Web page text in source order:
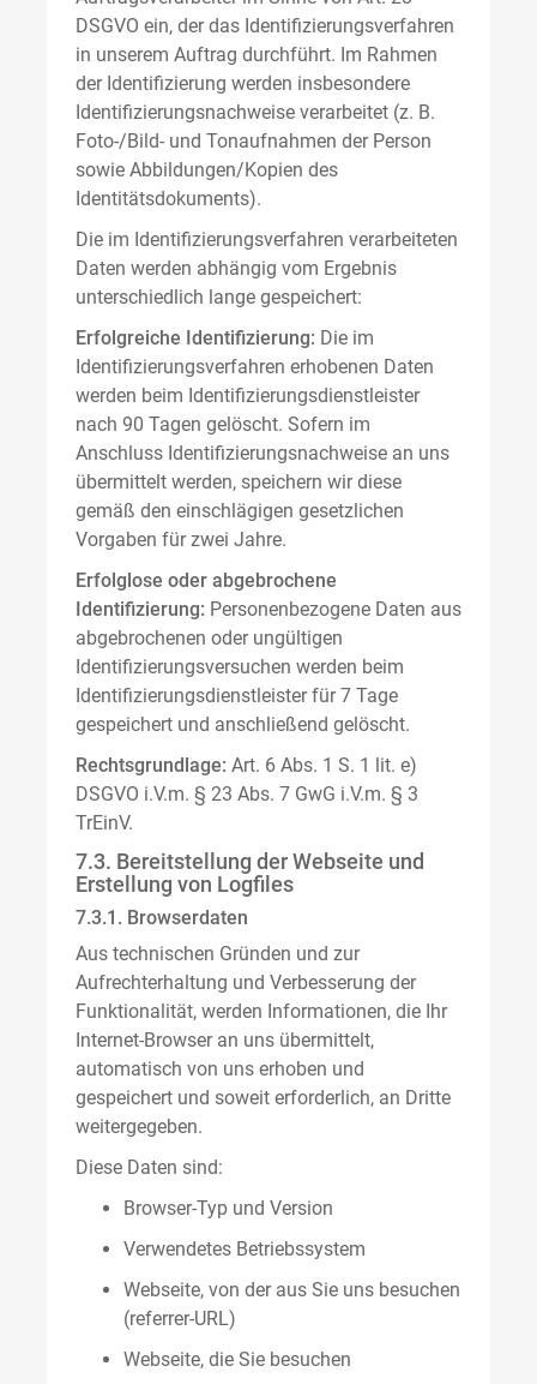
DSGVO ein, der das Identifizierungsverfahren
in unserem Auftrag durchführt. Im Rahmen
der Identifizierung werden insbesondere
Identifizierungsnachweise verarbeitet (z. B.
Foto-/Bild- und Tonaufnahmen der Person
sowie Abbildungen/Kopien des
Identitätsdokuments).
Die im Identifizierungsverfahren verarbeiteten
Daten werden abhängig vom Ergebnis
unterschiedlich lange gespeichert:
Erfolgreiche Identifizierung: Die im
Identifizierungsverfahren erhobenen Daten
werden beim Identifizierungsdienstleister
nach 90 Tagen gelöscht. Sofern im
Anschluss Identifizierungsnachweise an uns
übermittelt werden, speichern wir diese
gemäß den einschlägigen gesetzlichen
Vorgaben für zwei Jahre.
Erfolglose oder abgebrochene
Identifizierung: Personenbezogene Daten aus
abgebrochenen oder ungültigen
Identifizierungsversuchen werden beim
Identifizierungsdienstleister für 7 Tage
gespeichert und anschließend gelöscht.
Rechtsgrundlage: Art. 6 Abs. 1 S. 1 lit. e)
DSGVO i.V.m. § 23 Abs. 7 GwG i.V.m. § 3
TrEinV.
7.3. Bereitstellung der Webseite und
Erstellung von Logfiles
7.3.1. Browserdaten
Aus technischen Gründen und zur
Aufrechterhaltung und Verbesserung der
Funktionalität, werden Informationen, die Ihr
Internet-Browser an uns übermittelt,
automatisch von uns erhoben und
gespeichert und soweit erforderlich, an Dritte
weitergegeben.
Diese Daten sind:
Browser-Typ und Version
Verwendetes Betriebssystem
Webseite, von der aus Sie uns besuchen
(referrer-URL)
Webseite, die Sie besuchen